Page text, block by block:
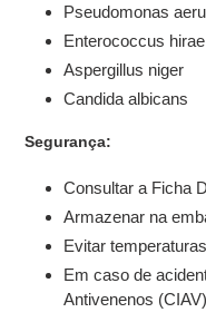
Pseudomonas
Enterococcus hirae
Aspergillus niger
Candida albicans
Segurança:
Consultar a Ficha
Armazenar na
Evitar
Em caso de
Antivenenos